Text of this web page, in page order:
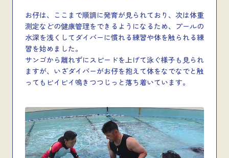
お仔は、ここまで順調に発育が見られており、次は体重
測定などの健康管理をできるようになるため、プールの
水深を浅くしてダイバーに慣れる練習や体を触られる練
習を始めました。
サンゴから離れずにスピードを上げて泳ぐ様子も見られ
ますが、いざダイバーがお仔を抱えて体をなでなでと触
ってもビイビイ鳴きつつじっと落ち着いています。